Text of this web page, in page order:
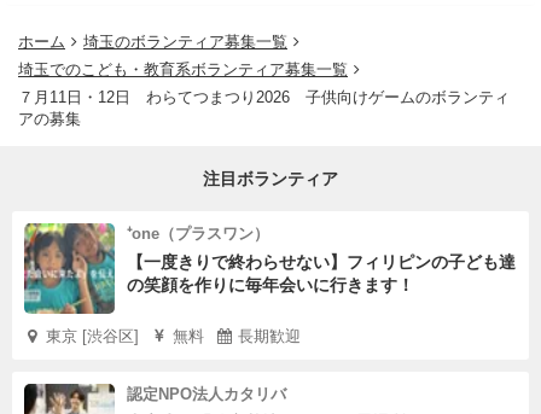
ホーム
埼玉のボランティア募集一覧
埼玉でのこども・教育系ボランティア募集一覧
７月11日・12日 わらてつまつり2026 子供向けゲームのボランティ
アの募集
注目ボランティア
⁺one（プラスワン）
【一度きりで終わらせない】フィリピンの子ども達
の笑顔を作りに毎年会いに行きます！
東京 [渋谷区] 無料 長期歓迎
認定NPO法人カタリバ